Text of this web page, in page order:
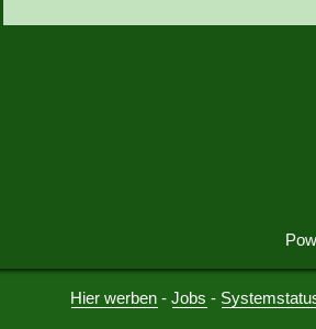
Hier werben -Jobs -